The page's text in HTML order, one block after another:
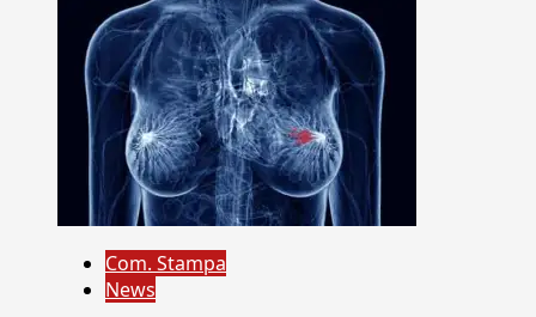
Com. Stampa
News